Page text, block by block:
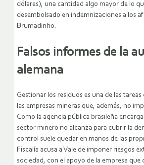
dólares), una cantidad algo mayor de lo
desembolsado en indemnizaciones a los
Brumadinho.
Falsos informes de la
alemana
Gestionar los residuos es una de las
las empresas mineras que, además, no
Como la agencia pública brasileña
sector minero no alcanza para cubrir la
control suele quedar en manos de las
Fiscalía acusa a Vale de imponer riesgos
sociedad, con el apoyo de la empresa que